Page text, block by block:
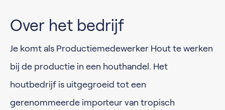
Over het bedrijf
Je komt als Productiemedewerker Hout te werken
bij de productie in een houthandel. Het
houtbedrijf is uitgegroeid tot een
gerenommeerde importeur van tropisch